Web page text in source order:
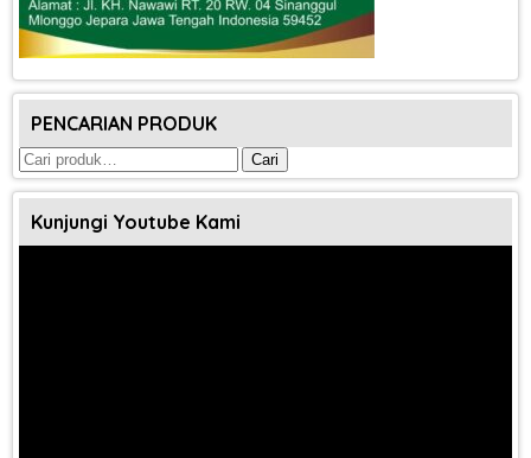
PENCARIAN PRODUK
Pencarian
untuk:
Cari
Kunjungi Youtube Kami